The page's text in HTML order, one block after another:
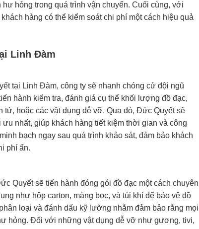
hỏng trong quá trình vận chuyển. Cuối cùng, với
hàng có thể kiểm soát chi phí một cách hiệu quả
Linh Đàm
tại Linh Đàm, công ty sẽ nhanh chóng cử đội ngũ
hành kiểm tra, đánh giá cụ thể khối lượng đồ đạc,
hoặc các vật dụng dễ vỡ. Qua đó, Đức Quyết sẽ
nhất, giúp khách hàng tiết kiệm thời gian và công
bạch ngay sau quá trình khảo sát, đảm bảo khách
phí ẩn.
Quyết sẽ tiến hành đóng gói đồ đạc một cách chuyên
như hộp carton, màng bọc, và túi khí để bảo vệ đồ
loại và đánh dấu kỹ lưỡng nhằm đảm bảo rằng mọi
hỏng. Đối với những vật dụng dễ vỡ như gương, tivi,